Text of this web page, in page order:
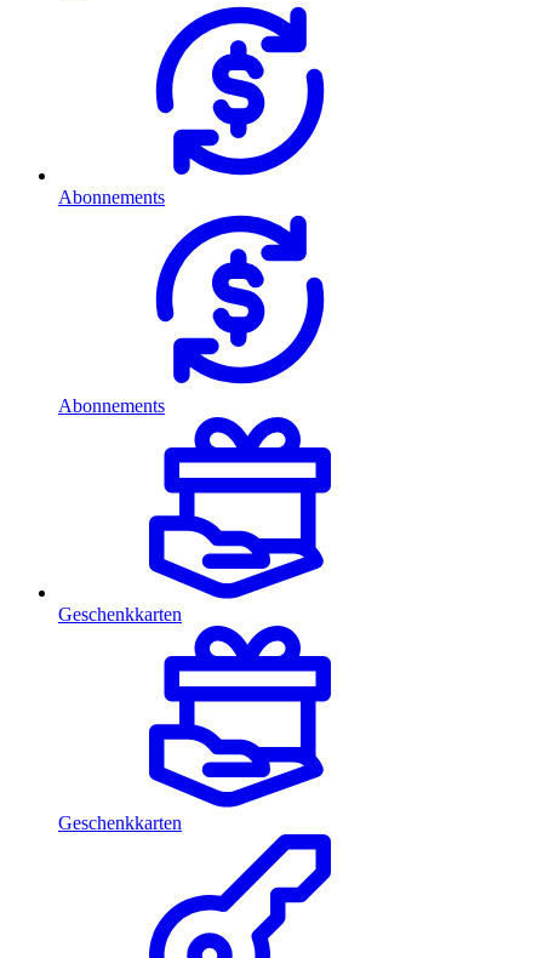
Abonnements
Abonnements
Geschenkkarten
Geschenkkarten